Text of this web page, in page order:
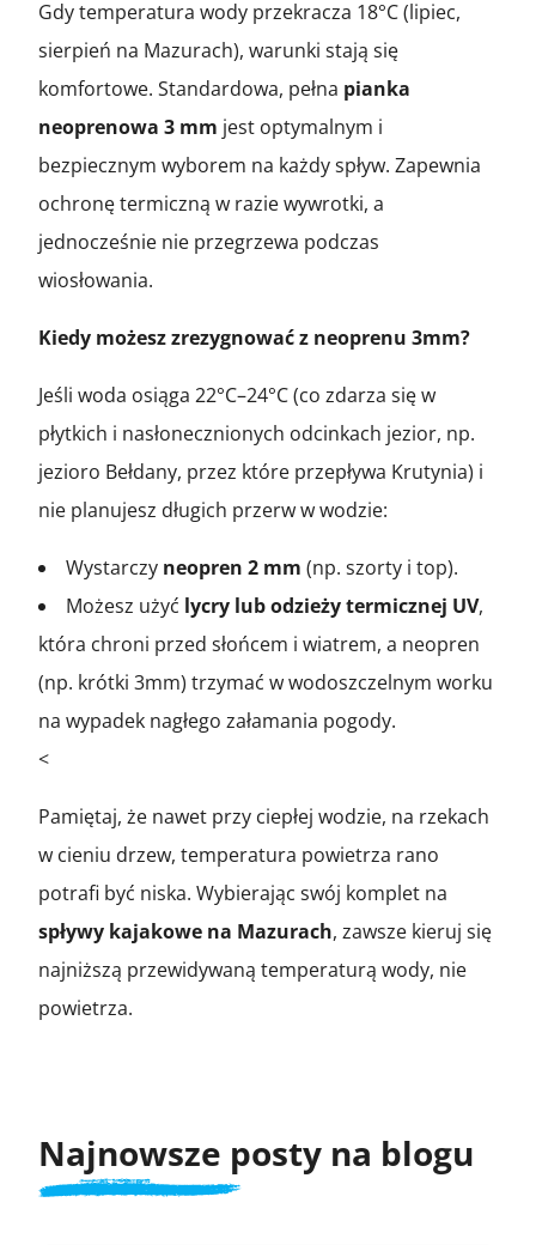
Gdy temperatura wody przekracza 18°C (lipiec,
sierpień na Mazurach), warunki stają się
komfortowe. Standardowa, pełna pianka
neoprenowa 3 mm jest optymalnym i
bezpiecznym wyborem na każdy spływ. Zapewnia
ochronę termiczną w razie wywrotki, a
jednocześnie nie przegrzewa podczas
wiosłowania.
Kiedy możesz zrezygnować z neoprenu 3mm?
Jeśli woda osiąga 22°C–24°C (co zdarza się w
płytkich i nasłonecznionych odcinkach jezior, np.
jezioro Bełdany, przez które przepływa Krutynia) i
nie planujesz długich przerw w wodzie:
Wystarczy neopren 2 mm (np. szorty i top).
Możesz użyć lycry lub odzieży termicznej UV,
która chroni przed słońcem i wiatrem, a neopren
(np. krótki 3mm) trzymać w wodoszczelnym worku
na wypadek nagłego załamania pogody.
<
Pamiętaj, że nawet przy ciepłej wodzie, na rzekach
w cieniu drzew, temperatura powietrza rano
potrafi być niska. Wybierając swój komplet na
spływy kajakowe na Mazurach, zawsze kieruj się
najniższą przewidywaną temperaturą wody, nie
powietrza.
Najnowsze posty na blogu